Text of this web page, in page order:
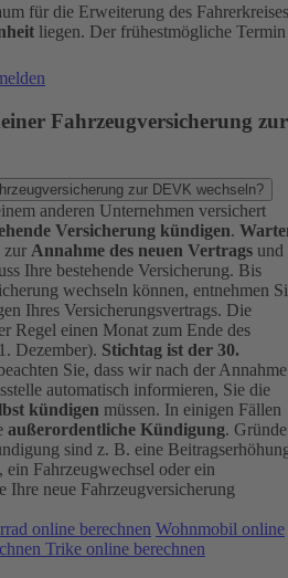
für die Erweiterung des Fahrerkreises
liegen. Der frühestmögliche Termin
Fahrzeugversicherung zur
zur DEVK wechseln?
anderen Unternehmen versichert
Versicherung kündigen.
zur Annahme des neuen Vertrags und
Ihre bestehende Versicherung. Bis
wechseln können, entnehmen
Ihres Versicherungsvertrags. Die
Regel einen Monat zum Ende des
Dezember). Stichtag ist der 30.
Sie, dass wir nach der Annahme
automatisch informieren, Sie die
kündigen müssen. In einigen Fällen
außerordentliche Kündigung. Gründe
sind z. B. eine
Fahrzeugwechsel oder ein
Ihre neue Fahrzeugversicherung
online berechnen Wohnmobil online
Trike online berechnen